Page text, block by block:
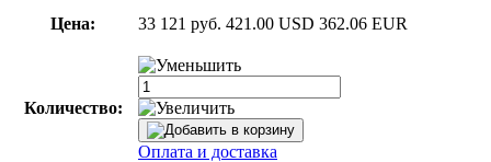
Цена: 33 121 руб. 421.00 USD 362.06 EUR
Количество:
Оплата и доставка